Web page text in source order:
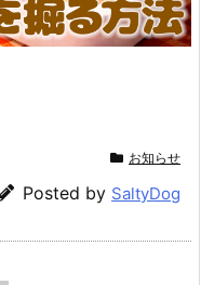
お知らせ
Posted by SaltyDog